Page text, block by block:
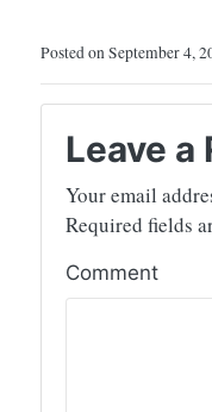
Posted on September 4,
Leave a
Your email
Required fields
Comment